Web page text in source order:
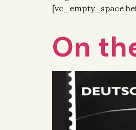
[vc_empty_space
On